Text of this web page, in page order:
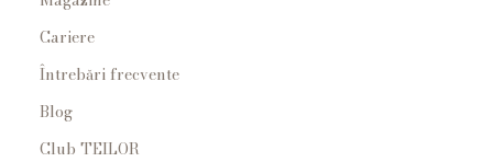
Cariere
Întrebări frecvente
Blog
Club TEILOR